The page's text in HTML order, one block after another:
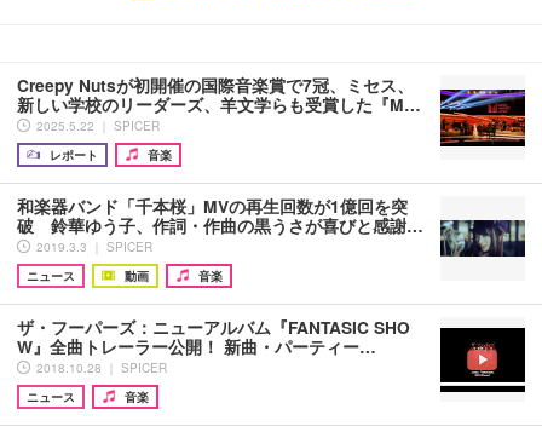
Creepy Nutsが初開催の国際音楽賞で7冠、ミセス、
新しい学校のリーダーズ、羊文学らも受賞した『M…
2025.5.22 ｜ SPICER
レポート
音楽
和楽器バンド「千本桜」MVの再生回数が1億回を突
破 鈴華ゆう子、作詞・作曲の黒うさが喜びと感謝…
2019.3.3 ｜ SPICER
ニュース
動画 音楽
ザ・フーパーズ：ニューアルバム『FANTASIC SHO
W』全曲トレーラー公開！ 新曲・パーティー…
2018.10.28 ｜ SPICER
ニュース
音楽